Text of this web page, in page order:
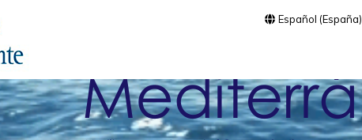
Español (España)